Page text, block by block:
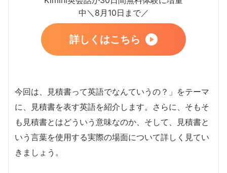
中＼8月10日まで／
詳しくはこちら
今回は、見積書って英語でなんていうの？」をテーマ
に、見積書を表す英語を紹介します。さらに、そもそ
も見積書とはどういう意味なのか、そして、見積書と
いう言葉を使用する実際の場面について詳しく見てい
きましょう。